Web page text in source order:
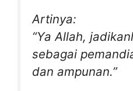
Artinya:
“Ya Allah,
sebagai
dan ampunan.”